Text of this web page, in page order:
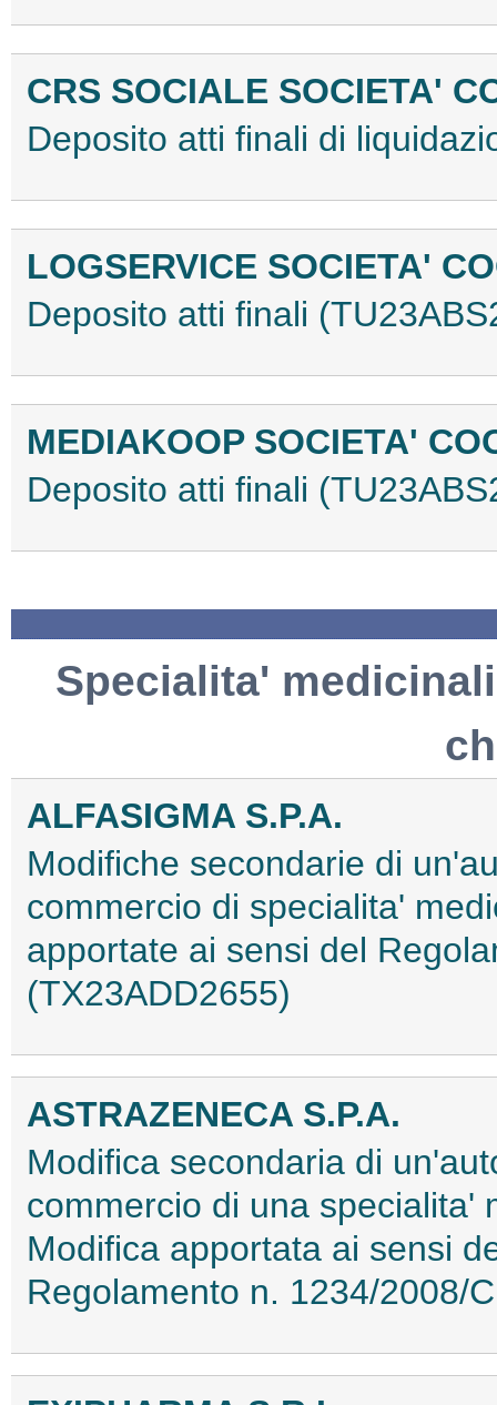
CRS SOCIALE SOCIETA'
Deposito atti finali di
LOGSERVICE SOCIETA'
Deposito atti finali
MEDIAKOOP SOCIETA'
Deposito atti finali
Specialita'
ALFASIGMA S.P.A.
Modifiche secondarie di
commercio di specialita'
apportate ai sensi del
(TX23ADD2655)
ASTRAZENECA S.P.A.
Modifica secondaria di
commercio di una specialita'
Modifica apportata ai sensi
Regolamento n. 1234/2008/